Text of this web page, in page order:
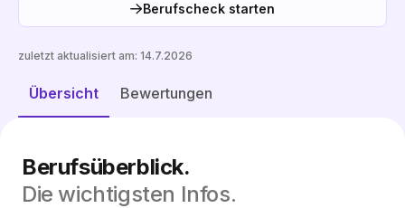
Berufscheck starten
Übersicht Bewertungen
zuletzt aktualisiert am: 14.7.2026
Berufsüberblick.
Die wichtigsten Infos.